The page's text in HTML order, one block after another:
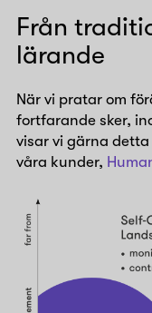
Från
lärande
När vi pratar om
fortfarande sker,
visar vi gärna
våra kunder,